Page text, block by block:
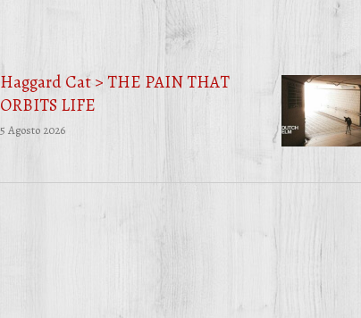
WhatsApp
Haggard Cat > THE PAIN THAT
ORBITS LIFE
5 Agosto 2026